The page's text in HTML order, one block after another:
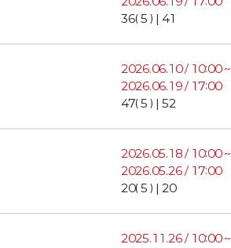
36( 5 ) | 41
2026.06.10 / 10:00 ~
2026.06.19 / 17:00
47( 5 ) | 52
2026.05.18 / 10:00 ~
2026.05.26 / 17:00
20( 5 ) | 20
2025.11.26 / 10:00 ~